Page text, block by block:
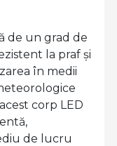
de un grad de
la praf și
în medii
corp LED
de lucru